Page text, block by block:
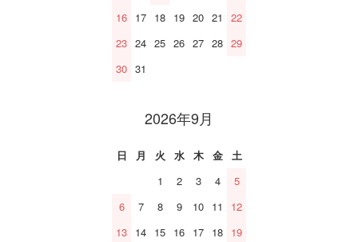
16 17 18 19 20 21
22
23 24 25 26 27 28 29
30 31
2026年9月
日 月 火 水 木 金
土
1
2 3 4
5
6
7 8 9 10 11
12
13 14 15 16 17 18 19